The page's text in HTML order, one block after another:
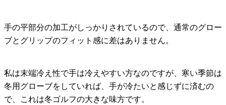
手の平部分の加工がしっかりされているので、通常のグロー
ブとグリップのフィット感に差はありません。
私は末端冷え性で手は冷えやすい方なのですが、寒い季節は
冬用グローブをしていれば、手が冷たいと感じずに済むの
で、これは冬ゴルフの大きな味方です。